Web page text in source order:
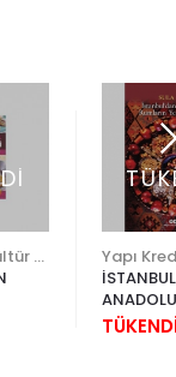
TÜKENDİ